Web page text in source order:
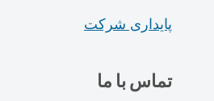
پایداری شرکت
تماس با ما